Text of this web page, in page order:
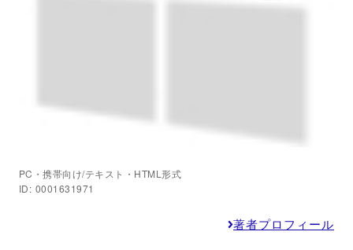
PC・携帯向け/テキスト・HTML形式
ID: 0001631971
著者プロフィール